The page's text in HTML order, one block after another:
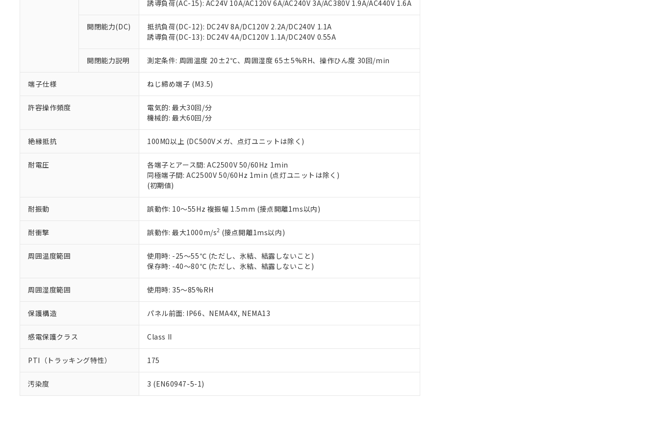
誘導負荷(AC-15): AC24V 10A/AC120V 6A/AC240V 3A/AC380V 1.9A/AC440V 1.6A
開閉能力(DC)
抵抗負荷(DC-12): DC24V 8A/DC120V 2.2A/DC240V 1.1A
誘導負荷(DC-13): DC24V 4A/DC120V 1.1A/DC240V 0.55A
開閉能力説明 測定条件: 周囲温度 20±2℃、周囲湿度 65±5%RH、操作ひん度 30回/min
端子仕様 ねじ締め端子 (M3.5)
許容操作頻度
電気的: 最大30回/分
機械的: 最大60回/分
絶縁抵抗 100MΩ以上 (DC500Vメガ、点灯ユニットは除く)
耐電圧
各端子とアース間: AC2500V 50/60Hz 1min
同極端子間: AC2500V 50/60Hz 1min (点灯ユニットは除く)
(初期値)
耐振動 誤動作: 10～55Hz 複振幅 1.5mm (接点開離1ms以内)
耐衝撃 誤動作: 最大1000m/s2 (接点開離1ms以内)
周囲温度範囲
使用時: -25～55℃ (ただし、氷結、結露しないこと)
保存時: -40～80℃ (ただし、氷結、結露しないこと)
周囲湿度範囲 使用時: 35～85%RH
保護構造 パネル前面: IP66、NEMA4X, NEMA13
感電保護クラス Class II
PTI（トラッキング特性） 175
汚染度 3 (EN60947-5-1)
が、当社の製品・サービスに関するお客様との取引・商談に必要な範囲で利用することをご了承くだ
※当社の共同利用者とは、"個人情報の共同利用に関して"
いる法人を指します。
EU RoHS指令（10物質）の非含有証明書
51物質の非含有証明書（当社基準）
※本証明書は発行日時点で非含有を証明するもので、過去に遡って非含有を証明するものではありません。
また、RoHS指令のフタル酸エステル類４物質の対応では、対応完了までの期間は出荷製品に未対応品が
混在することから備考欄に対応日を記載しておりました。
り割愛しております。
白